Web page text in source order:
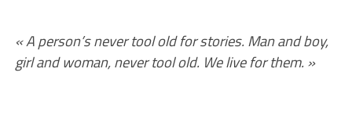
« A person’s never tool old for stories. Man and boy,
girl and woman, never tool old. We live for them. »